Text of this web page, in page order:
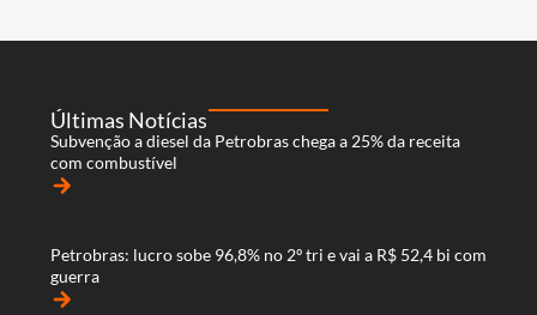
Últimas Notícias
Subvenção a diesel da Petrobras chega a 25% da receita
com combustível
arrow_forward
Petrobras: lucro sobe 96,8% no 2º tri e vai a R$ 52,4 bi com
guerra
arrow_forward